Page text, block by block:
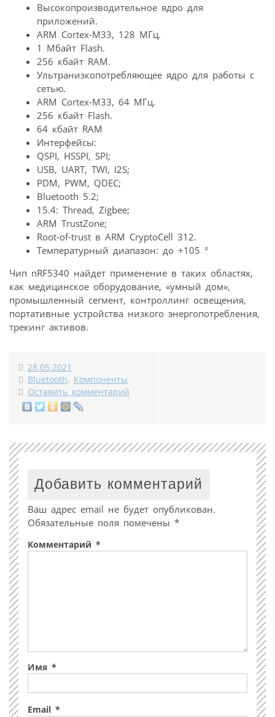
Высокопроизводительное ядро для
приложений.
ARM Cortex-M33, 128 MГц.
1 Mбайт Flash.
256 кбайт RAM.
Ультранизкопотребляющее ядро для работы с
сетью.
ARM Cortex-M33, 64 MГц.
256 кбайт Flash.
64 кбайт RAM
Интерфейсы:
QSPI, HSSPI, SPI;
USB, UART, TWI, I2S;
PDM, PWM, QDEC;
Bluetooth 5.2;
15.4: Thread, Zigbee;
ARM TrustZone;
Root-of-trust в ARM CryptoCell 312.
Температурный диапазон: до +105 °
Чип nRF5340 найдет применение в таких областях,
как медицинское оборудование, «умный дом»,
промышленный сегмент, контроллинг освещения,
портативные устройства низкого энергопотребления,
трекинг активов.
28.05.2021
Bluetooth, Компоненты
Оставить комментарий
Добавить комментарий
Ваш адрес email не будет опубликован.
Обязательные поля помечены *
Комментарий *
Имя *
Email *